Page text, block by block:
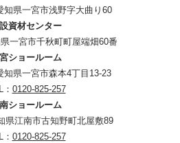
県一宮市浅野字大曲り60
資材センター
一宮市千秋町町屋端畑60番
ショールーム
県一宮市森本4丁目13-23
0120-825-257
ショールーム
県江南市古知野町北屋敷89
0120-825-257